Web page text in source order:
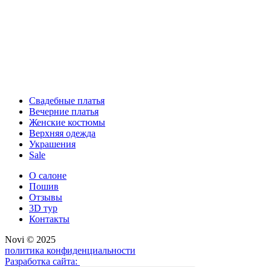
Свадебные платья
Вечерние платья
Женские костюмы
Верхняя одежда
Украшения
Sale
О салоне
Пошив
Отзывы
3D тур
Контакты
Novi © 2025
политика конфиденциальности
Разработка сайта: